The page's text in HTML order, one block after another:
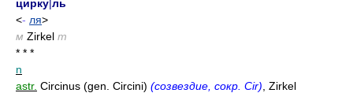
ци́рку|ль
<- ля>
м Zirkel m
* * *
n
astr. Circinus (gen. Circini) (созвездие, сокр. Cir) , Zirkel